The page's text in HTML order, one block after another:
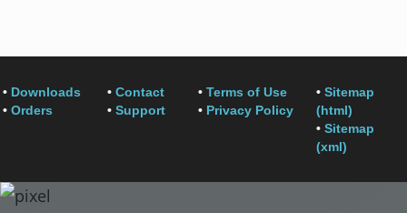
• Downloads
• Orders
• Contact
• Support
• Terms of Use
• Privacy Policy
• Sitemap
(html)
• Sitemap
(xml)